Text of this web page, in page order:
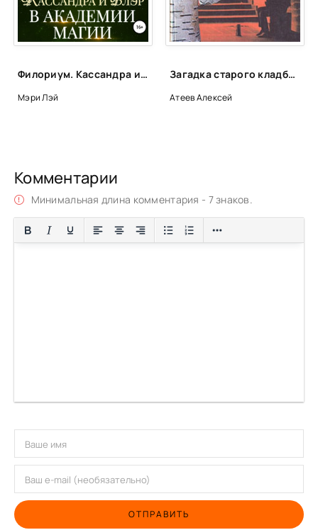
Филориум. Кассандра и Блэр в Академии магии - Мэри Лэй (книга 1)
Мэри Лэй
Загадка старого кладбища - Алексей Атеев
Атеев Алексей
Комментарии
Минимальная длина комментария - 7 знаков.
ОТПРАВИТЬ